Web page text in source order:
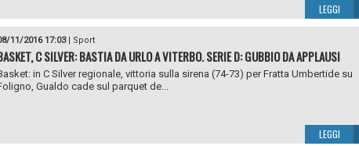
LEGGI
11/2016 17:03| Sport
C SILVER: BASTIA DA URLO A VITERBO. SERIE D: GUBBIO DA APPLAUSI
in C Silver regionale, vittoria sulla sirena (74-73) per Fratta Umbertide su
Gualdo cade sul parquet de...
LEGGI